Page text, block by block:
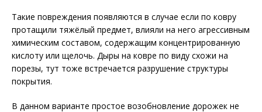
Такие повреждения появляются в случае если по ковру
протащили тяжёлый предмет, влияли на него агрессивным
химическим составом, содержащим концентрированную
кислоту или щелочь. Дыры на ковре по виду схожи на
порезы, тут тоже встречается разрушение структуры
покрытия.
В данном варианте простое возобновление дорожек не